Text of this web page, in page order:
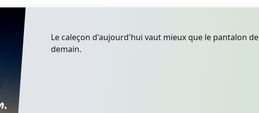
Le caleçon d'aujourd'hui vaut mieux que le pantalon de
demain.